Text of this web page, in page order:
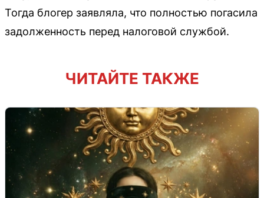
Тогда блогер заявляла, что полностью погасила
задолженность перед налоговой службой.
ЧИТАЙТЕ ТАКЖЕ